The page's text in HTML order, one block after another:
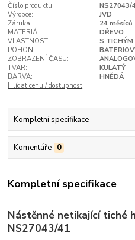
Číslo produktu:
NS27043/
Výrobce:
JVD
Záruka:
24 měsíců
MATERIÁL:
DŘEVO
VLASTNOSTI:
S TICHÝM
POHON:
ZOBRAZENÍ ČASU:
TVAR:
KULATÝ
BARVA:
HNĚDÁ
Hlídat cenu / dostupnost
Kompletní specifikace
Komentáře 0
Kompletní specifikace
Nástěnné netikající tiché
NS27043/41